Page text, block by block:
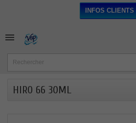
INFOS CLIENTS

HIRO 66 30ML